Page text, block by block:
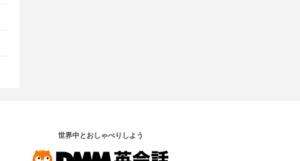
世界中とおしゃべりしよう